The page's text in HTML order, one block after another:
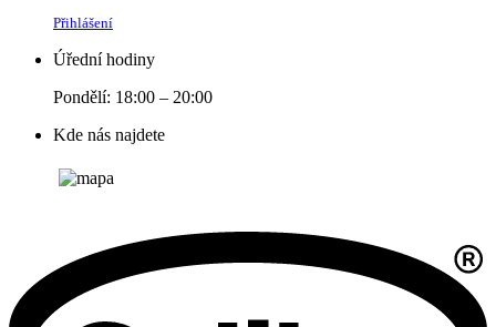
Přihlášení
Úřední hodiny
Pondělí: 18:00 – 20:00
Kde nás najdete